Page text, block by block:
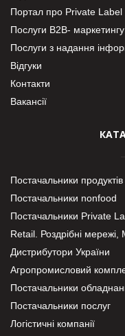
Портал про Private Label
Послуги В2В- маркетингу
Послуги з надання
Відгуки
Контакти
Вакансії
Постачальники
Постачальники nonfood
Постачальники Private
Retail. Роздрібні мережі,
Дистрибутори України
Агропромисловий
Постачальники
Постачальники послуг
Логістичні компанії